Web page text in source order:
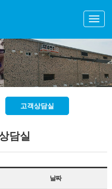
Toggle
고객상담실
담실
날짜